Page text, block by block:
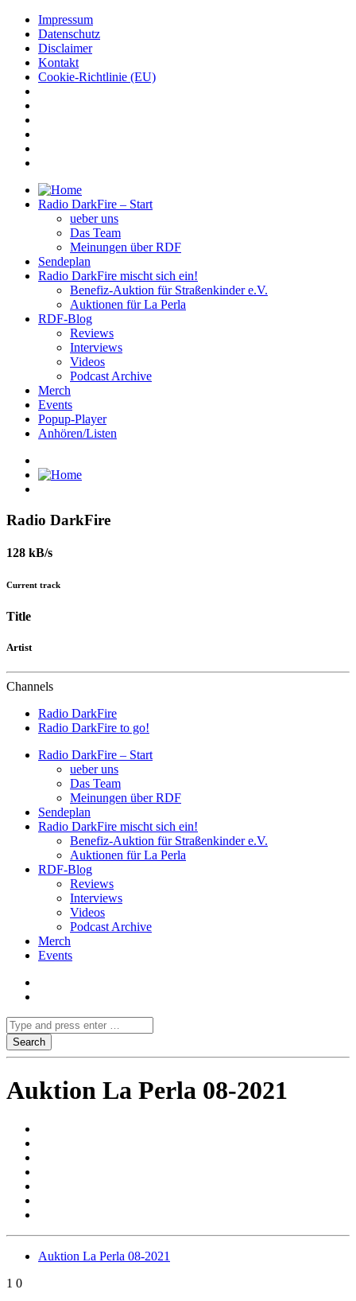
Impressum
Datenschutz
Disclaimer
Kontakt
Cookie-Richtlinie (EU)
Radio DarkFire – Start
ueber uns
Das Team
Meinungen über RDF
Sendeplan
Radio DarkFire mischt sich ein!
Benefiz-Auktion für Straßenkinder e.V.
Auktionen für La Perla
RDF-Blog
Reviews
Interviews
Videos
Podcast Archive
Merch
Events
Popup-Player
Anhören/Listen
Radio DarkFire
128 kB/s
Current track
Title
Artist
Channels
Radio DarkFire
Radio DarkFire to go!
Radio DarkFire – Start
ueber uns
Das Team
Meinungen über RDF
Sendeplan
Radio DarkFire mischt sich ein!
Benefiz-Auktion für Straßenkinder e.V.
Auktionen für La Perla
RDF-Blog
Reviews
Interviews
Videos
Podcast Archive
Merch
Events
Auktion La Perla 08-2021
Auktion La Perla 08-2021
1 0